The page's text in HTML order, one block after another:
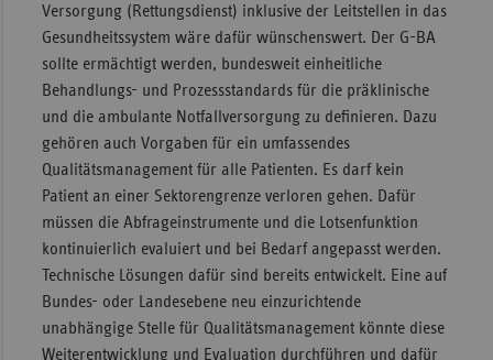
Versorgung (Rettungsdienst) inklusive der Leitstellen in das
Gesundheitssystem wäre dafür wünschenswert. Der G-BA
sollte ermächtigt werden, bundesweit einheitliche
Behandlungs- und Prozessstandards für die präklinische
und die ambulante Notfallversorgung zu definieren. Dazu
gehören auch Vorgaben für ein umfassendes
Qualitätsmanagement für alle Patienten. Es darf kein
Patient an einer Sektorengrenze verloren gehen. Dafür
müssen die Abfrageinstrumente und die Lotsenfunktion
kontinuierlich evaluiert und bei Bedarf angepasst werden.
Technische Lösungen dafür sind bereits entwickelt. Eine auf
Bundes- oder Landesebene neu einzurichtende
unabhängige Stelle für Qualitätsmanagement könnte diese
Weiterentwicklung und Evaluation durchführen und dafür